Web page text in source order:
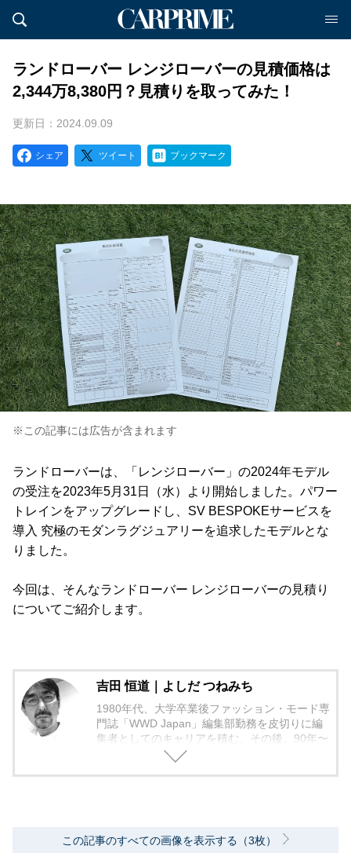
ランドローバー レンジローバーの見積価格は
2,344万8,380円？見積りを取ってみた！
更新日：2024.09.09
シェア ツイート ブックマーク
※この記事には広告が含まれます
ランドローバーは、「レンジローバー」の2024年モデル
の受注を2023年5月31日（水）より開始しました。パワー
トレインをアップグレードし、SV BESPOKEサービスを
導入 究極のモダンラグジュアリーを追求したモデルとな
りました。
今回は、そんなランドローバー レンジローバーの見積り
についてご紹介します。
吉田 恒道｜よしだ つねみち
1980年代、大学卒業後ファッション・モード専
門誌「WWD Japan」編集部勤務を皮切りに編
集者としてのキャリアを積む。その後、90年〜
2000年代、中堅出版社ダイヤモンド社の自動車
この記事のすべての画像を表示する（3枚）